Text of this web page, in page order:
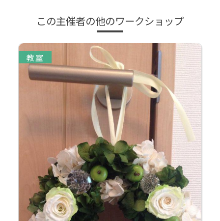
この主催者の他のワークショップ
教室